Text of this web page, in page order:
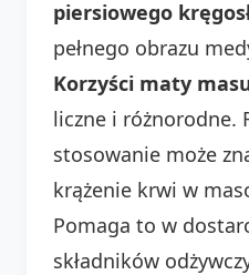
piersiowego
pełnego obrazu
Korzyści maty
liczne i różnorodne.
stosowanie może
krążenie krwi w
Pomaga to w
składników